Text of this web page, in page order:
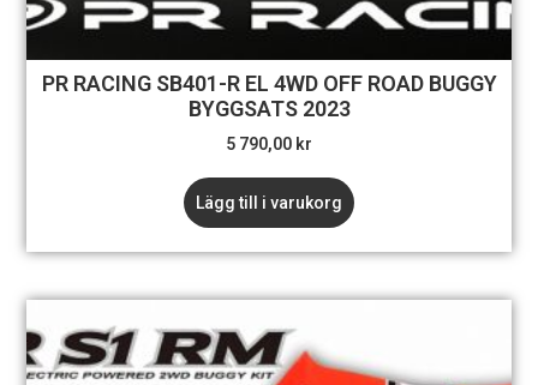
PR RACING SB401-R EL 4WD OFF ROAD BUGGY
BYGGSATS 2023
5 790,00 kr
Lägg till i varukorg